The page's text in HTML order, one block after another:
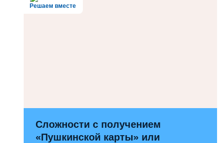
Решаем вместе
Сложности с получением
«Пушкинской карты» или